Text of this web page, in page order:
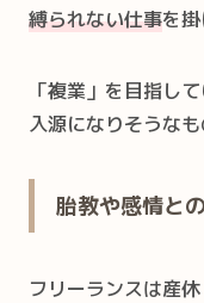
縛られない仕事を
「複業」を目指し
入源になりそうな
胎教や感情と
フリーランスは産